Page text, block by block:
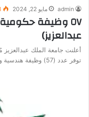
admin مايو 22, 2024
٥٧ وظيفة
عبدالعزيز)
أعلنت جامعة الملك عبدالعزيز
توفر عدد (57) وظيفة هندسية وصحية ترغب الإدارة إشغالها…